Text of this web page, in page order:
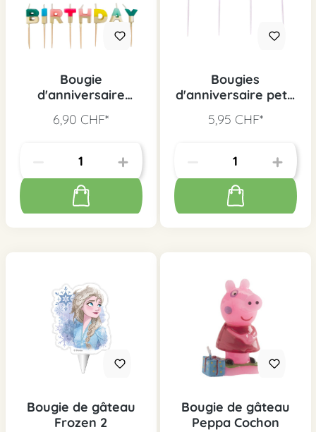
Bougie
d'anniversaire
arc-en-ciel
6,90 CHF*
Bougies
d'anniversaire petit
5,95 CHF*
Bougie de gâteau
Frozen 2
Bougie de gâteau
Peppa Cochon